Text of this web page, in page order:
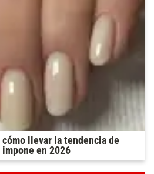
llevar la tendencia de
impone en 2026